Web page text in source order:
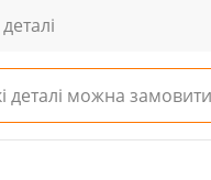
деталі можна